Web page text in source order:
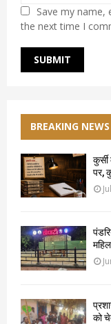
Save my name,
the next time I
BREAKING NEWS
पर,
को